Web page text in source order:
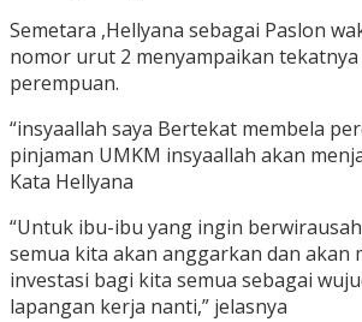
Semetara ,Hellyana sebagai Paslon
nomor urut 2 menyampaikan
perempuan.
“insyaallah saya Bertekat membela
pinjaman UMKM insyaallah akan
Kata Hellyana
“Untuk ibu-ibu yang ingin
semua kita akan anggarkan dan akan
investasi bagi kita semua sebagai
lapangan kerja nanti,” jelasnya